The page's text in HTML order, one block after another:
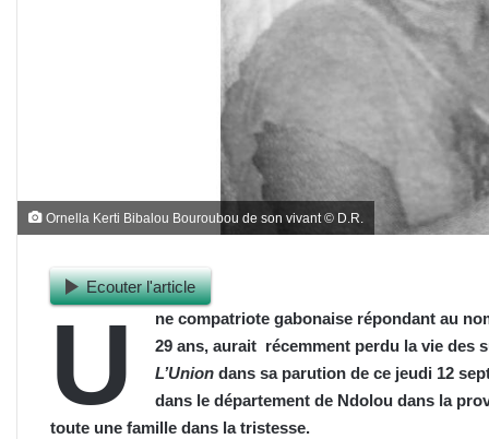
Ornella Kerti Bibalou Bouroubou de son vivant © D.R.
Ecouter l'article
U
ne compatriote gabonaise répondant au
29 ans, aurait récemment perdu la vie des
L’Union dans sa parution de ce jeudi 12
dans le département de Ndolou dans la
toute une famille dans la tristesse.